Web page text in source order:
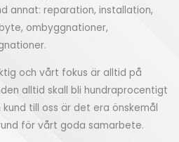
annat: reparation, installation,
ombyggnationer,
och vårt fokus är alltid på
alltid skall bli hundraprocentigt
till oss är det era önskemål
för vårt goda samarbete.